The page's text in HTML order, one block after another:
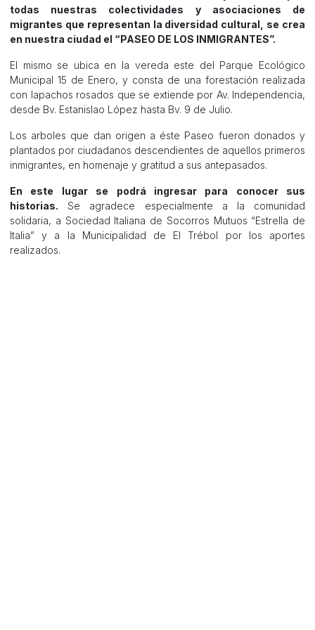
todas nuestras colectividades y asociaciones de
migrantes que representan la diversidad cultural, se crea
en nuestra ciudad el “PASEO DE LOS INMIGRANTES”.
El mismo se ubica en la vereda este del Parque Ecológico
Municipal 15 de Enero, y consta de una forestación realizada
con lapachos rosados que se extiende por Av. Independencia,
desde Bv. Estanislao López hasta Bv. 9 de Julio.
Los arboles que dan origen a éste Paseo fueron donados y
plantados por ciudadanos descendientes de aquellos primeros
inmigrantes, en homenaje y gratitud a sus antepasados.
En este lugar se podrá ingresar para conocer sus
historias. Se agradece especialmente a la comunidad
solidaria, a Sociedad Italiana de Socorros Mutuos “Estrella de
Italia” y a la Municipalidad de El Trébol por los aportes
realizados.